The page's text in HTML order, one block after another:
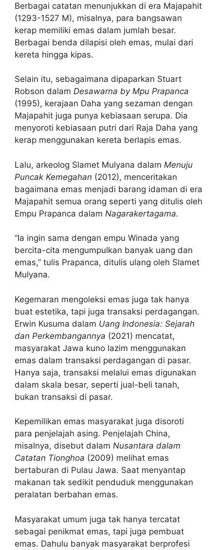
Berbagai catatan menunjukkan di era Majapahit
(1293-1527 M), misalnya, para bangsawan
kerap memiliki emas dalam jumlah besar.
Berbagai benda dilapisi oleh emas, mulai dari
kereta hingga kipas.
Selain itu, sebagaimana dipaparkan Stuart
Robson dalam Desawarna by Mpu Prapanca
(1995), kerajaan Daha yang sezaman dengan
Majapahit juga punya kebiasaan serupa. Dia
menyoroti kebiasaan putri dari Raja Daha yang
kerap menggunakan kereta berlapis emas.
Lalu, arkeolog Slamet Mulyana dalam Menuju
Puncak Kemegahan (2012), menceritakan
bagaimana emas menjadi barang idaman di era
Majapahit semua orang seperti yang ditulis oleh
Empu Prapanca dalam Nagarakertagama.
“Ia ingin sama dengan empu Winada yang
bercita-cita mengumpulkan banyak uang dan
emas,” tulis Prapanca, ditulis ulang oleh Slamet
Mulyana.
Kegemaran mengoleksi emas juga tak hanya
buat estetika, tapi juga transaksi perdagangan.
Erwin Kusuma dalam Uang Indonesia: Sejarah
dan Perkembangannya (2021) mencatat,
masyarakat Jawa kuno lazim menggunakan
emas dalam transaksi perdagangan di pasar.
Hanya saja, transaksi melalui emas digunakan
dalam skala besar, seperti jual-beli tanah,
bukan transaksi di pasar.
Kepemilikan emas masyarakat juga disoroti
para penjelajah asing. Penjelajah China,
misalnya, disebut dalam Nusantara dalam
Catatan Tionghoa (2009) melihat emas
bertaburan di Pulau Jawa. Saat menyantap
makanan tak sedikit penduduk menggunakan
peralatan berbahan emas.
Masyarakat umum juga tak hanya tercatat
sebagai penikmat emas, tapi juga pembuat
emas. Dahulu banyak masyarakat berprofesi